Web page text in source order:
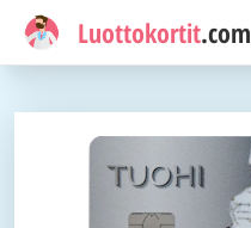
Luottokortit.com